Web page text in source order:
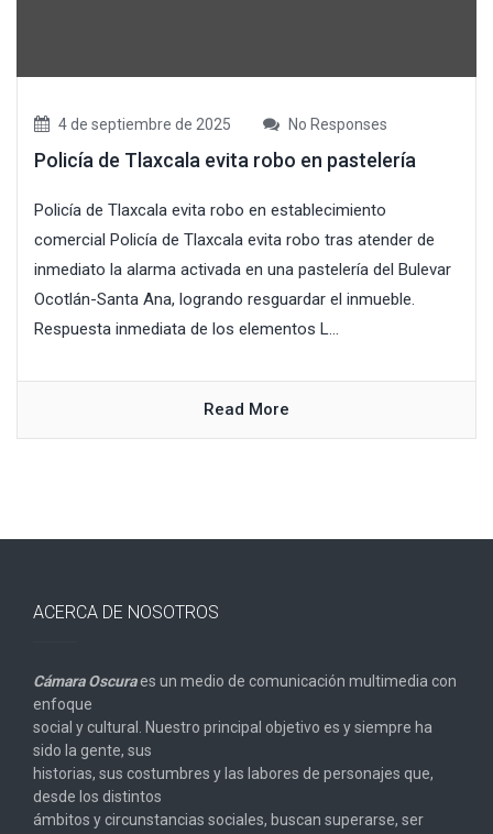
4 de septiembre de 2025 No Responses
Policía de Tlaxcala evita robo en pastelería
Policía de Tlaxcala evita robo en establecimiento
comercial Policía de Tlaxcala evita robo tras atender de
inmediato la alarma activada en una pastelería del Bulevar
Ocotlán-Santa Ana, logrando resguardar el inmueble.
Respuesta inmediata de los elementos L...
Read More
ACERCA DE NOSOTROS
Cámara Oscuraes un medio de comunicación multimedia con
enfoque
social y cultural. Nuestro principal objetivo es y siempre ha
sido la gente, sus
historias, sus costumbres y las labores de personajes que,
desde los distintos
ámbitos y circunstancias sociales, buscan superarse, ser